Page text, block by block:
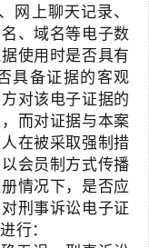
上聊天记录、
、域名等电子数
使用时是否具有
具备证据的客观
对该电子证据的
而对证据与本案
在被采取强制措
会员制方式传播
情况下，是否应
刑事诉讼电子证
行：